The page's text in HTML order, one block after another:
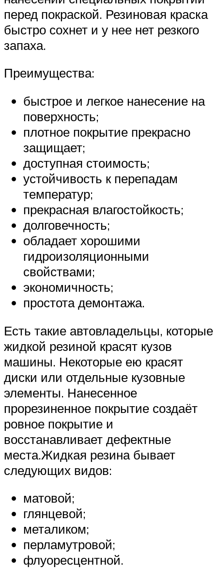
перед покраской. Резиновая краска
быстро сохнет и у нее нет резкого
запаха.
Преимущества:
быстрое и легкое нанесение на
поверхность;
плотное покрытие прекрасно
защищает;
доступная стоимость;
устойчивость к перепадам
температур;
прекрасная влагостойкость;
долговечность;
обладает хорошими
гидроизоляционными
свойствами;
экономичность;
простота демонтажа.
Есть такие автовладельцы, которые
жидкой резиной красят кузов
машины. Некоторые ею красят
диски или отдельные кузовные
элементы. Нанесенное
прорезиненное покрытие создаёт
ровное покрытие и
восстанавливает дефектные
места.Жидкая резина бывает
следующих видов:
матовой;
глянцевой;
металиком;
перламутровой;
флуоресцентной.